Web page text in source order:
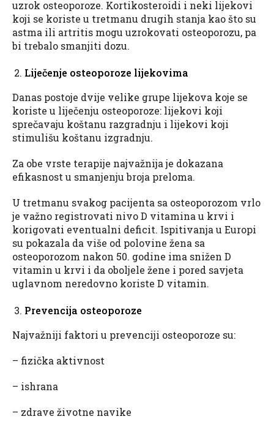
uzrok osteoporoze. Kortikosteroidi i neki lijekovi
koji se koriste u tretmanu drugih stanja kao što su
astma ili artritis mogu uzrokovati osteoporozu, pa
bi trebalo smanjiti dozu.
Liječenje osteoporoze lijekovima
Danas postoje dvije velike grupe lijekova koje se
koriste u liječenju osteoporoze: lijekovi koji
sprečavaju koštanu razgradnju i lijekovi koji
stimulišu koštanu izgradnju.
Za obe vrste terapije najvažnija je dokazana
efikasnost u smanjenju broja preloma.
U tretmanu svakog pacijenta sa osteoporozom vrlo
je važno registrovati nivo D vitamina u krvi i
korigovati eventualni deficit. Ispitivanja u Europi
su pokazala da više od polovine žena sa
osteoporozom nakon 50. godine ima snižen D
vitamin u krvi i da oboljele žene i pored savjeta
uglavnom neredovno koriste D vitamin.
Prevencija osteoporoze
Najvažniji faktori u prevenciji osteoporoze su:
– fizička aktivnost
– ishrana
– zdrave životne navike